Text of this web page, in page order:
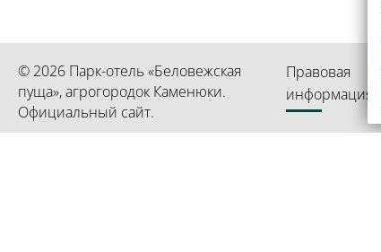
© 2026 Парк-отель «Беловежская
пуща», агрогородок Каменюки.
Официальный сайт.
Правовая
информация